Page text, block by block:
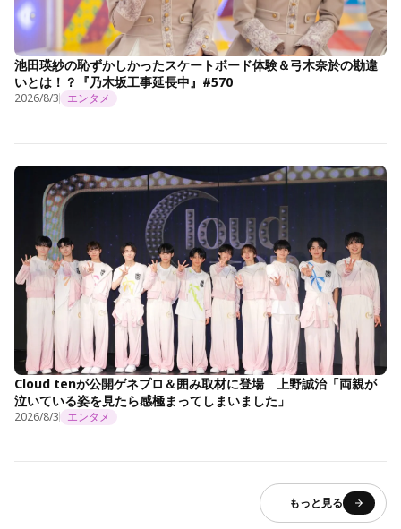
池田瑛紗の恥ずかしかったスケートボード体験＆弓木奈於の勘違
いとは！？『乃木坂工事延長中』#570
2026/8/3 エンタメ
Cloud tenが公開ゲネプロ＆囲み取材に登場 上野誠治「両親が
泣いている姿を見たら感極まってしまいました」
2026/8/3 エンタメ
もっと見る